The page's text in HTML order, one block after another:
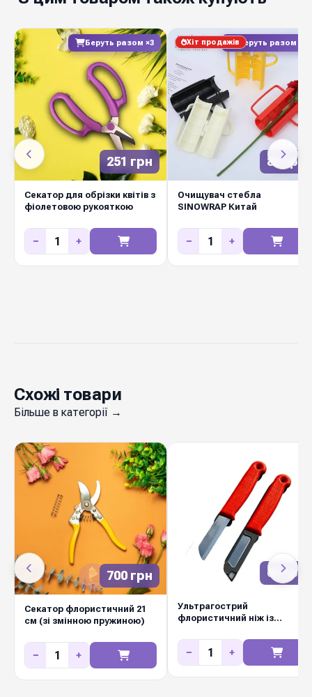
251 грн
Беруть разом ×3
Секатор для обрізки квітів з
фіолетовою рукояткою
− +
83 грн
Беруть разом ×2
Хіт продажів
Очищувач стебла
SINOWRAP Китай
− +
Схожі товари
Більше в категорії →
700 грн
Секатор флористичний 21
см (зі змінною пружиною)
− +
62 грн
Ультрагострий
флористичний ніж із
− +